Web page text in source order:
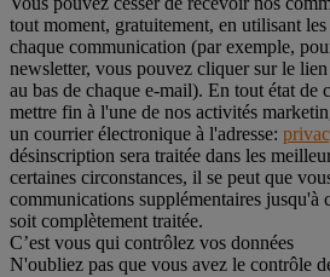
tout moment, gratuitement, en utilisant
chaque communication (par exemple,
newsletter, vous pouvez cliquer sur le
au bas de chaque e-mail). En tout état de
mettre fin à l'une de nos activités
un courrier électronique à l'adresse:
désinscription sera traitée dans les
certaines circonstances, il se peut que
communications supplémentaires jusqu'à
soit complètement traitée.
C’est vous qui contrôlez vos données
N'oubliez pas que vous avez le contrôle